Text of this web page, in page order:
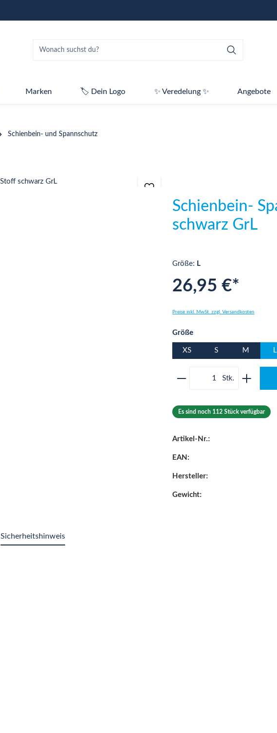
Marken 🏷️ Dein Logo ✨ Veredelung ✨ Angebote
Schienbein- und Spannschutz
Schienbein-
schwarz GrL
Größe: L
26,95 €*
Preise inkl. MwSt. zzgl. Versandkosten
Größeauswählen
XS S M L
Produkt Anzahl:
Es sind noch 112 Stück verfügbar
Artikel-Nr.:
EAN:
Hersteller:
Gewicht:
Sicherheitshinweis